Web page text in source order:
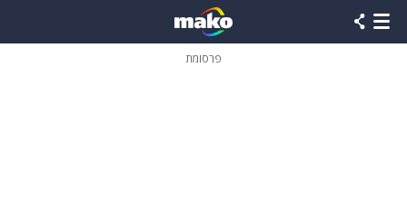
פרסומת